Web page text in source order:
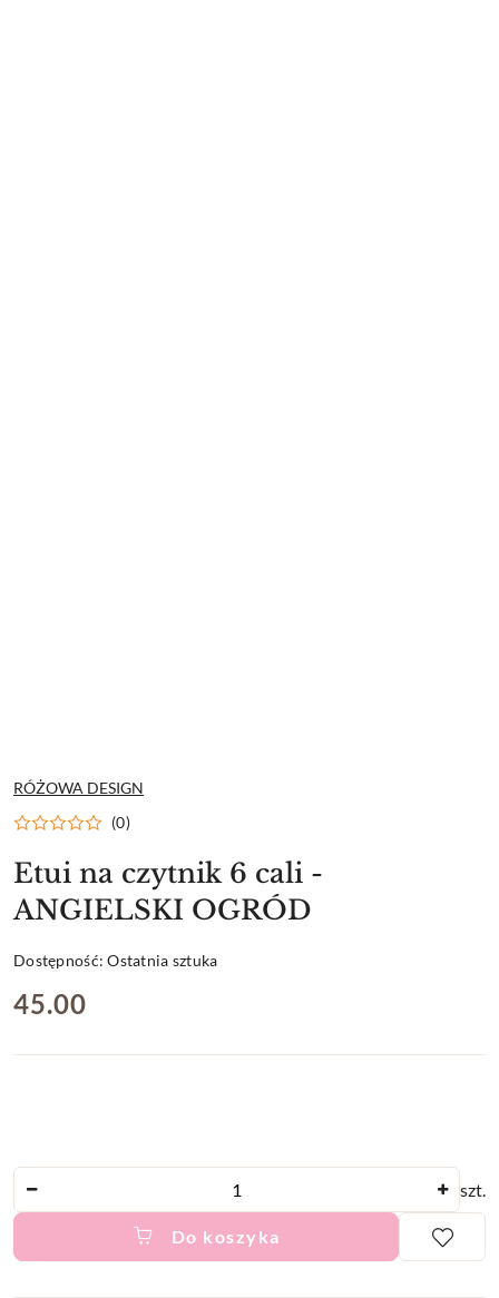
NAZWA
PRODUCENTA:
RÓŻOWA DESIGN
(0)
Etui na czytnik 6 cali -
ANGIELSKI OGRÓD
Dostępność:Ostatnia sztuka
cena:
45.00
szt.
Do koszyka